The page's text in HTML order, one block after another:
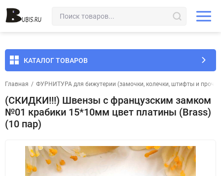
КАТАЛОГ ТОВАРОВ
Главная / ФУРНИТУРА для бижутерии (замочки, колечки, штифты и
(СКИДКИ!!!) Швензы с французским замком
№01 крабики 15*10мм цвет платины (Brass)
(10 пар)